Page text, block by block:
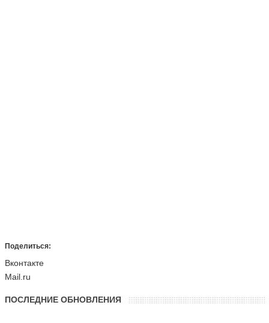
Поделиться:
Вконтакте
Mail.ru
ПОСЛЕДНИЕ ОБНОВЛЕНИЯ